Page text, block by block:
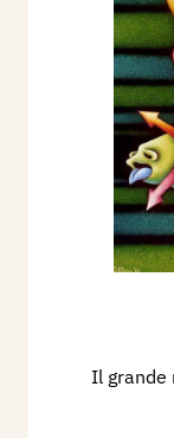
Il grande